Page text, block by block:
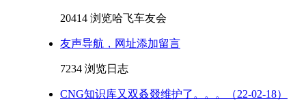
20414 浏览哈飞车友会
友声导航，网址添加留言
7234 浏览日志
CNG知识库又双叒叕维护了。。。（22-02-18）